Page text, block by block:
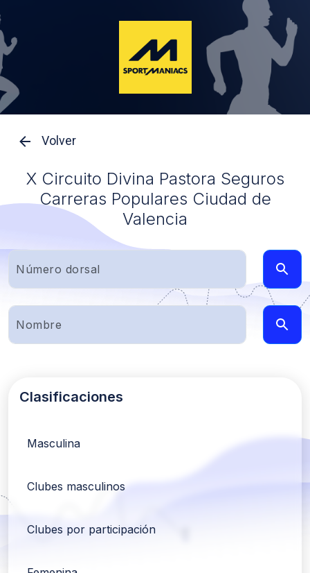
Volver
X Circuito Divina Pastora Seguros
Carreras Populares Ciudad de
Valencia
Clasificaciones
Masculina
Clubes masculinos
Clubes por participación